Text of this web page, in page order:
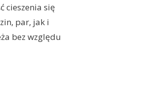
cieszenia się
par, jak i
bez względu